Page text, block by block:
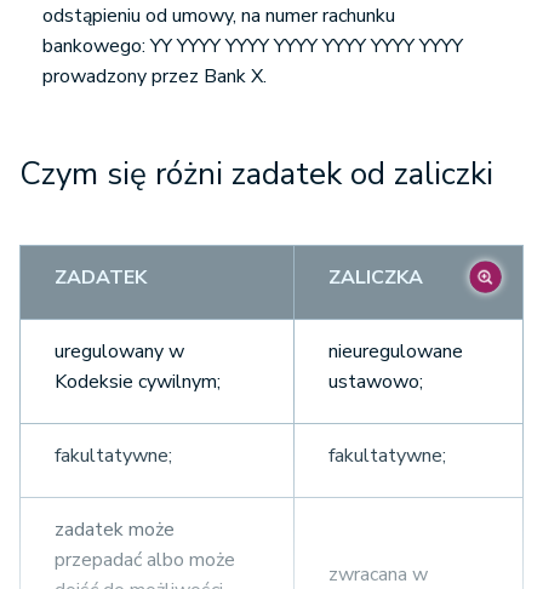
odstąpieniu od umowy, na numer rachunku
bankowego: YY YYYY YYYY YYYY YYYY YYYY YYYY
prowadzony przez Bank X.
Czym się różni zadatek od zaliczki
ZADATEK ZALICZKA
uregulowany w
Kodeksie cywilnym;
nieuregulowane
ustawowo;
fakultatywne; fakultatywne;
zadatek może
przepadać albo może
zwracana w